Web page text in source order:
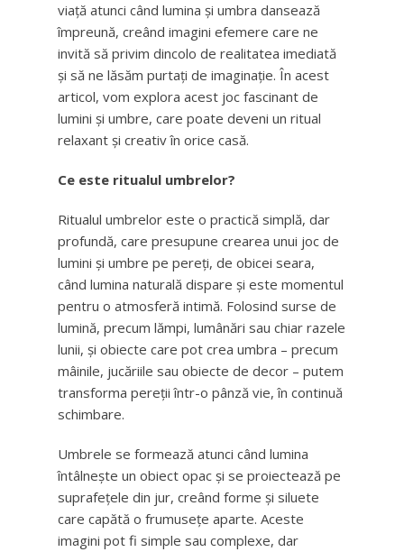
viață atunci când lumina și umbra dansează
împreună, creând imagini efemere care ne
invită să privim dincolo de realitatea imediată
și să ne lăsăm purtați de imaginație. În acest
articol, vom explora acest joc fascinant de
lumini și umbre, care poate deveni un ritual
relaxant și creativ în orice casă.
Ce este ritualul umbrelor?
Ritualul umbrelor este o practică simplă, dar
profundă, care presupune crearea unui joc de
lumini și umbre pe pereți, de obicei seara,
când lumina naturală dispare și este momentul
pentru o atmosferă intimă. Folosind surse de
lumină, precum lămpi, lumânări sau chiar razele
lunii, și obiecte care pot crea umbra – precum
mâinile, jucăriile sau obiecte de decor – putem
transforma pereții într-o pânză vie, în continuă
schimbare.
Umbrele se formează atunci când lumina
întâlnește un obiect opac și se proiectează pe
suprafețele din jur, creând forme și siluete
care capătă o frumusețe aparte. Aceste
imagini pot fi simple sau complexe, dar